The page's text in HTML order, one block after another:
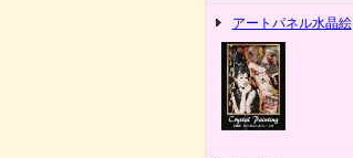
アートパネル水晶絵